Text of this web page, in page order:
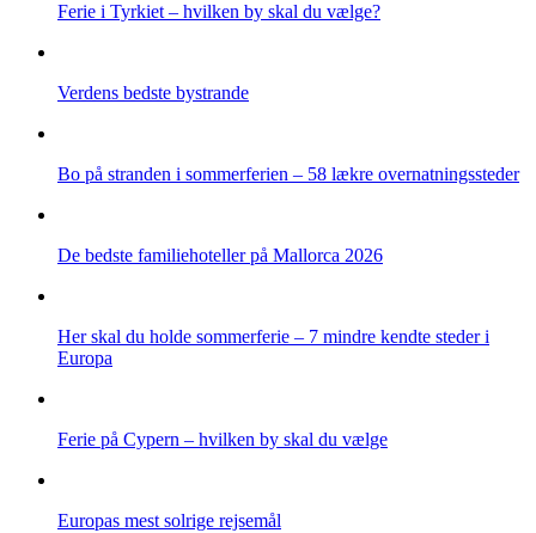
Ferie i Tyrkiet – hvilken by skal du vælge?
Verdens bedste bystrande
Bo på stranden i sommerferien – 58 lækre overnatningssteder
De bedste familiehoteller på Mallorca 2026
Her skal du holde sommerferie – 7 mindre kendte steder i
Europa
Ferie på Cypern – hvilken by skal du vælge
Europas mest solrige rejsemål